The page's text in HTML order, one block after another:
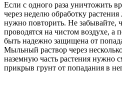
Если с одного раза уничтожить
через неделю обработку
нужно повторить. Не забывайте,
проводятся на чистом воздухе, а
быть надежно защищена от
Мыльный раствор через
наземную часть растения нужно
прикрыв грунт от попадания в